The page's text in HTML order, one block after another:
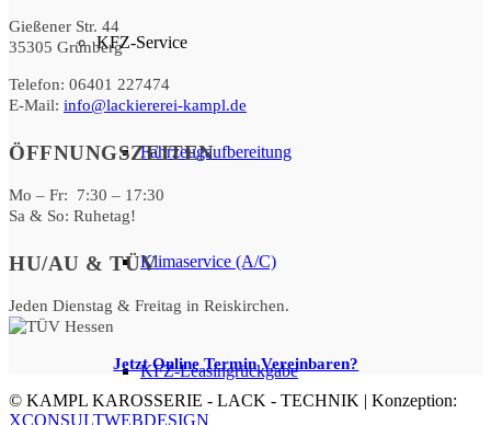
KFZ-Service
Fahrzeugaufbereitung
Klimaservice (A/C)
KFZ-Leasingrückgabe
Gießener Str. 44
35305 Grünberg
Telefon: 06401 227474
E-Mail: info@lackiererei-kampl.de
ÖFFNUNGSZEITEN
Mo – Fr: 7:30 – 17:30
Sa & So: Ruhetag!
HU/AU & TÜV
Jeden Dienstag & Freitag in Reiskirchen.
Jetzt Online Termin Vereinbaren?
© KAMPL KAROSSERIE - LACK - TECHNIK | Konzeption:
XCONSULTWEBDESIGN